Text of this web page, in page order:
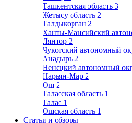
Ташкентская область 3
Жетысу область 2
Талдыкорган 2
Ханты-Мансийский
Лянтор 2
Чукотский автономный
Анадырь 2
Ненецкий автономный
Нарьян-Мар 2
Ош 2
Таласская область 1
Талас 1
Ошская область 1
Статьи и обзоры